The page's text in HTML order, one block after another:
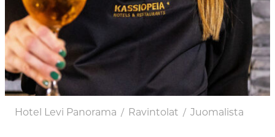
Hotel Levi Panorama / Ravintolat / Juomalista